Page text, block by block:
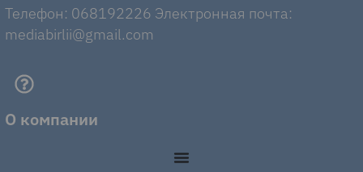
Телефон: 068192226 Электронная почта:
mediabirlii@gmail.com
О компании